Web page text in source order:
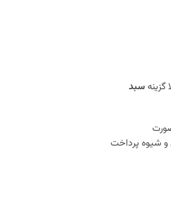
سبد
و شیوه پرداخت